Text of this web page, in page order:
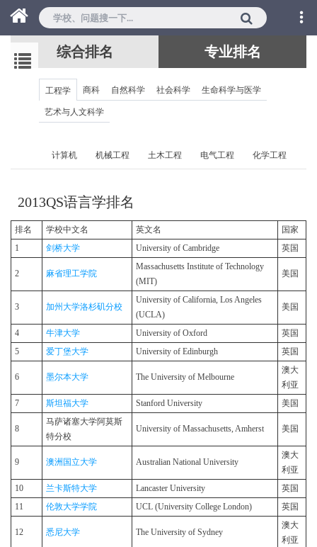
综合排名 专业排名
工程学 商科 自然科学 社会科学
生命科学与医学
艺术与人文科学
计算机 机械工程 土木工程 电气工程 化学工程
2013QS语言学排名
排名 学校中文名 英文名
国家
1
剑桥大学 University of Cambridge 英国
2 麻省理工学院
Massachusetts Institute of Technology
(MIT)
美国
3 加州大学洛杉矶分校
University of California, Los Angeles
(UCLA)
美国
4 牛津大学 University of Oxford
英国
5
爱丁堡大学 University of Edinburgh 英国
6 墨尔本大学 The University of Melbourne
澳大
利亚
7
斯坦福大学 Stanford University 美国
8
马萨诸塞大学阿莫斯
特分校
University of Massachusetts, Amherst 美国
9 澳洲国立大学 Australian National University
澳大
利亚
10
兰卡斯特大学 Lancaster University
英国
11
伦敦大学学院 UCL (University College London) 英国
12 悉尼大学 The University of Sydney
澳大
利亚